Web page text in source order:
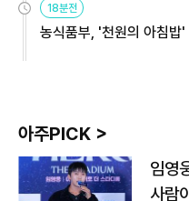
18분전
농식품부, '천원의 아침
아주PICK >
임영
사람